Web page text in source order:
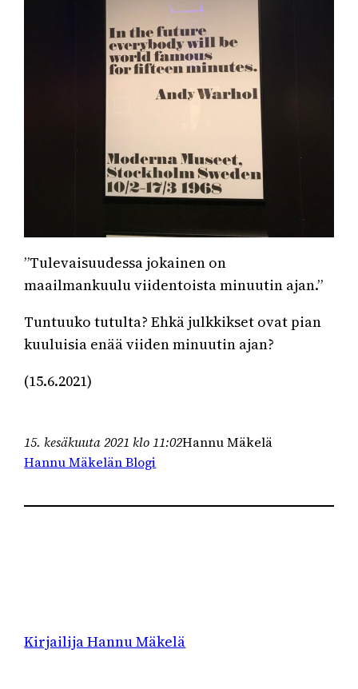
”Tulevaisuudessa jokainen on
maailmankuulu viidentoista minuutin ajan.”
Tuntuuko tutulta? Ehkä julkkikset ovat pian
kuuluisia enää viiden minuutin ajan?
(15.6.2021)
15. kesäkuuta 2021 klo 11:02Hannu Mäkelä
Hannu Mäkelän Blogi
Kirjailija Hannu Mäkelä